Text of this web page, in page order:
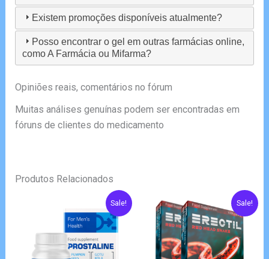
Existem promoções disponíveis atualmente?
Posso encontrar o gel em outras farmácias online,
como A Farmácia ou Mifarma?
Opiniões reais, comentários no fórum
Muitas análises genuínas podem ser encontradas em
fóruns de clientes do medicamento
Produtos Relacionados
Sale! Sale!